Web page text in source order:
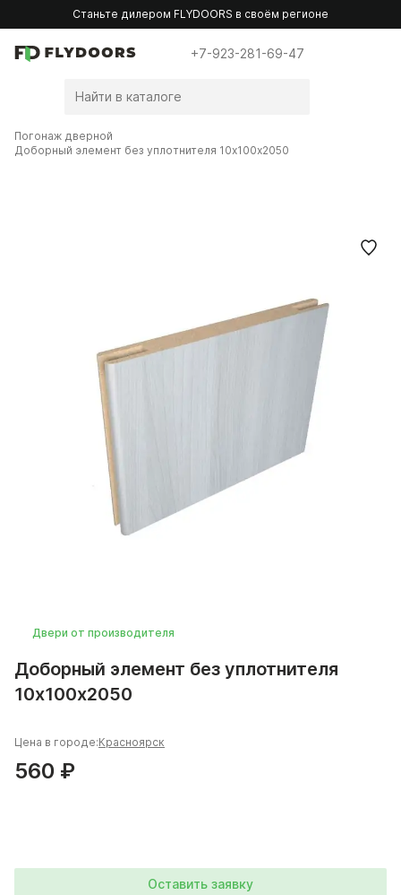
Станьте дилером FLYDOORS в своём регионе
+7-923-281-69-47
Погонаж дверной
Доборный элемент без уплотнителя 10х100х2050
Двери от производителя
Доборный элемент без уплотнителя
10х100х2050
Цена в городе:Красноярск
560 ₽
Оставить заявку